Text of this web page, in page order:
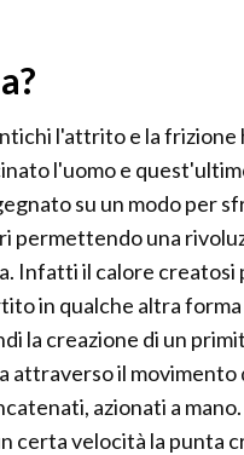
l'attrito e la frizione
l'uomo e
su un modo per
permettendo una
Infatti il calore creatosi
in qualche altra
la creazione di un
attraverso il movimento
azionati a
certa velocità la punta